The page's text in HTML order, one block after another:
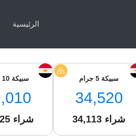
الرئيسية
سبيكة 5 جرام
34,520
34,113 شراء
سبيكة 10 جرام
شراء